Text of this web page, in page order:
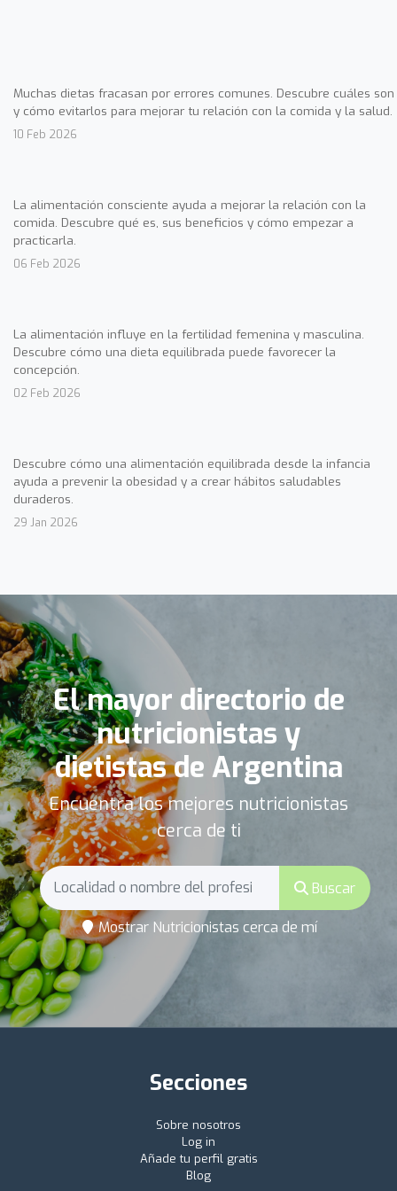
Muchas dietas fracasan por errores comunes. Descubre cuáles son
y cómo evitarlos para mejorar tu relación con la comida y la salud.
10 Feb 2026
La alimentación consciente ayuda a mejorar la relación con la
comida. Descubre qué es, sus beneficios y cómo empezar a
practicarla.
06 Feb 2026
La alimentación influye en la fertilidad femenina y masculina.
Descubre cómo una dieta equilibrada puede favorecer la
concepción.
02 Feb 2026
Descubre cómo una alimentación equilibrada desde la infancia
ayuda a prevenir la obesidad y a crear hábitos saludables
duraderos.
29 Jan 2026
El mayor directorio de
nutricionistas y
dietistas de Argentina
Encuentra los mejores nutricionistas
cerca de ti
Buscar
Mostrar Nutricionistas cerca de mí
Secciones
Sobre nosotros
Log in
Añade tu perfil gratis
Blog